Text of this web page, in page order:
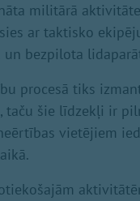
militārā
ar taktisko
bezpilota
procesā tiks
taču šie līdzekļi ir
vietējiem